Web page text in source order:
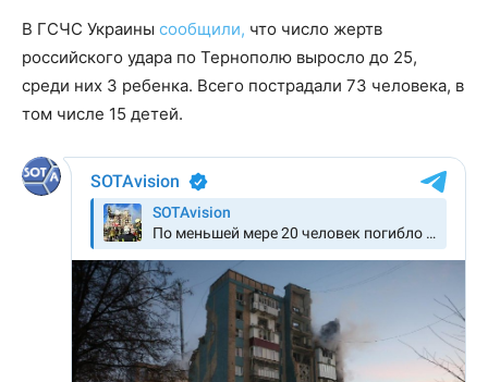
В ГСЧС Украины сообщили, что число жертв
российского удара по Тернополю выросло до 25,
среди них 3 ребенка. Всего пострадали 73 человека, в
том числе 15 детей.